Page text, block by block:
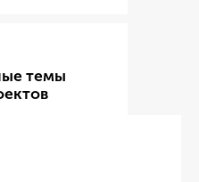
темы